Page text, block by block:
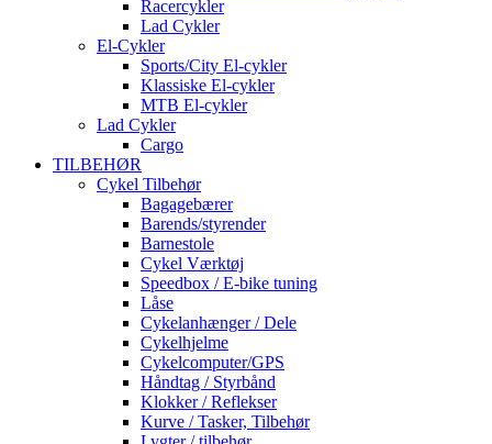
Racercykler
Lad Cykler
El-Cykler
Sports/City El-cykler
Klassiske El-cykler
MTB El-cykler
Lad Cykler
Cargo
TILBEHØR
Cykel Tilbehør
Bagagebærer
Barends/styrender
Barnestole
Cykel Værktøj
Speedbox / E-bike tuning
Låse
Cykelanhænger / Dele
Cykelhjelme
Cykelcomputer/GPS
Håndtag / Styrbånd
Klokker / Reflekser
Kurve / Tasker, Tilbehør